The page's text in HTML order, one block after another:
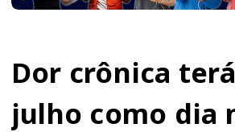
Dor crônica
julho como dia